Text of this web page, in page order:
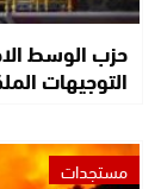
حزب الوسط
التوجيهات
مستجدات